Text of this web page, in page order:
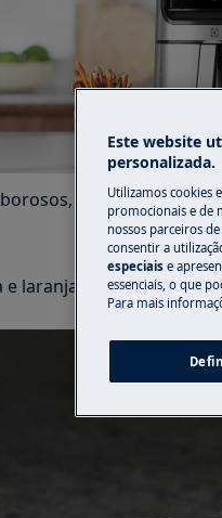
com pouco ou
e laranja
Este website
personalizada.
Utilizamos cookies
promocionais e de
nossos parceiros
consentir a
especiais e
essenciais, o que
Para mais